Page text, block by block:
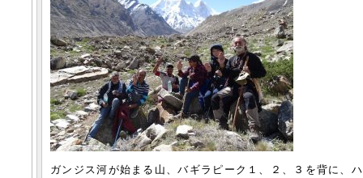
ガンジス河が始まる山、バギラピーク１、２、３を背に、